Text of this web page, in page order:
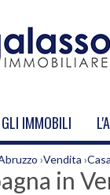
GLI IMMOBILI
›Vendita ›
in